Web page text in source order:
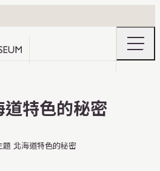
the
特色的秘密
題 北海道特色的秘密